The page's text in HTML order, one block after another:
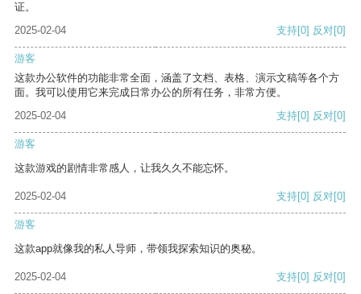
证。
2025-02-04
支持[0] 反对[0]
游客
这款办公软件的功能非常全面，涵盖了文档、表格、演示文稿等各个方
面。我可以使用它来完成日常办公的所有任务，非常方便。
2025-02-04
支持[0] 反对[0]
游客
这款游戏的剧情非常感人，让我久久不能忘怀。
2025-02-04 支持[0] 反对[0]
游客
这款app就像我的私人导师，带领我探索知识的奥秘。
2025-02-04 支持[0] 反对[0]